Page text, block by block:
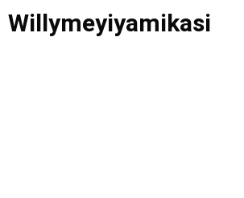
Saltar
Willymeyiyamikasi